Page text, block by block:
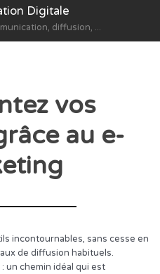
Digitale
diffusion, ...
vos
au e-
incontournables, sans cesse en
de diffusion habituels.
un chemin idéal qui est